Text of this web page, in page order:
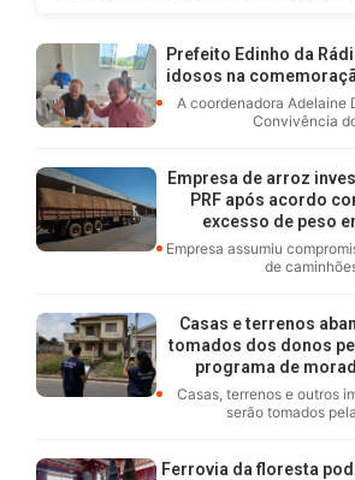
Prefeito Edinho da
idosos na
A coordenadora Adelaine
Convivência
Empresa de arroz
PRF após acordo
excesso de peso
Empresa assumiu
de
Casas e terrenos
tomados dos donos
programa de
Casas, terrenos e outros
serão tomados
Ferrovia da floresta